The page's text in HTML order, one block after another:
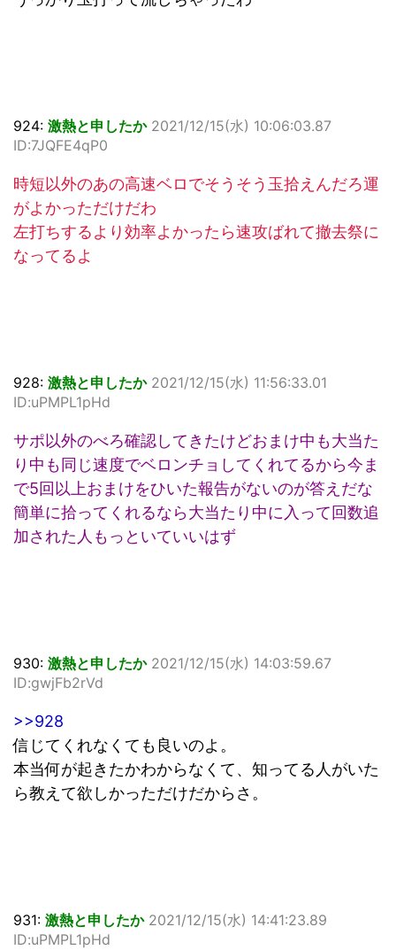
924: 激熱と申したか 2021/12/15(水) 10:06:03.87
ID:7JQFE4qP0
時短以外のあの高速ベロでそうそう玉拾えんだろ運
がよかっただけだわ
左打ちするより効率よかったら速攻ばれて撤去祭に
なってるよ
928: 激熱と申したか 2021/12/15(水) 11:56:33.01
ID:uPMPL1pHd
サポ以外のべろ確認してきたけどおまけ中も大当た
り中も同じ速度でベロンチョしてくれてるから今ま
で5回以上おまけをひいた報告がないのが答えだな
簡単に拾ってくれるなら大当たり中に入って回数追
加された人もっといていいはず
930: 激熱と申したか 2021/12/15(水) 14:03:59.67
ID:gwjFb2rVd
>>928
信じてくれなくても良いのよ。
本当何が起きたかわからなくて、知ってる人がいた
ら教えて欲しかっただけだからさ。
931: 激熱と申したか 2021/12/15(水) 14:41:23.89
ID:uPMPL1pHd